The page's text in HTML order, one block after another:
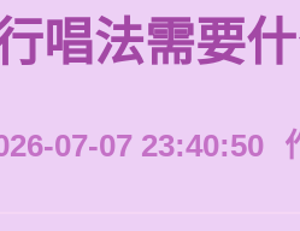
唱法需要
07-07 23:40:50